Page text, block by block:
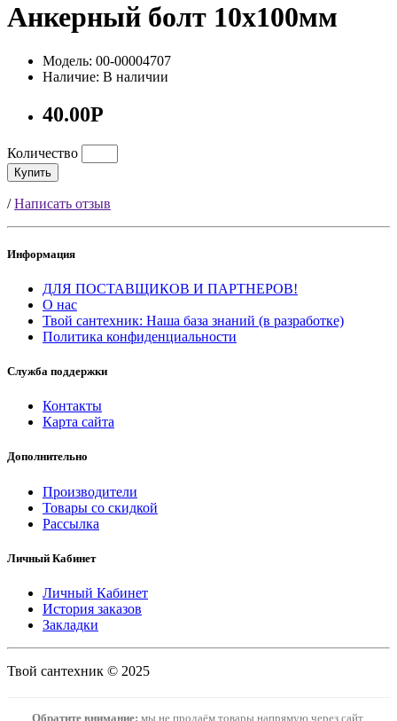
Анкерный болт 10х100мм
Модель: 00-00004707
Наличие: В наличии
40.00Р
Количество
Купить
/Написать отзыв
Информация
ДЛЯ ПОСТАВЩИКОВ И ПАРТНЕРОВ!
О нас
Твой сантехник: Наша база знаний (в разработке)
Политика конфиденциальности
Служба поддержки
Контакты
Карта сайта
Дополнительно
Производители
Товары со скидкой
Рассылка
Личный Кабинет
Личный Кабинет
История заказов
Закладки
Твой сантехник © 2025
Обратите внимание: мы не продаём товары напрямую через сайт.